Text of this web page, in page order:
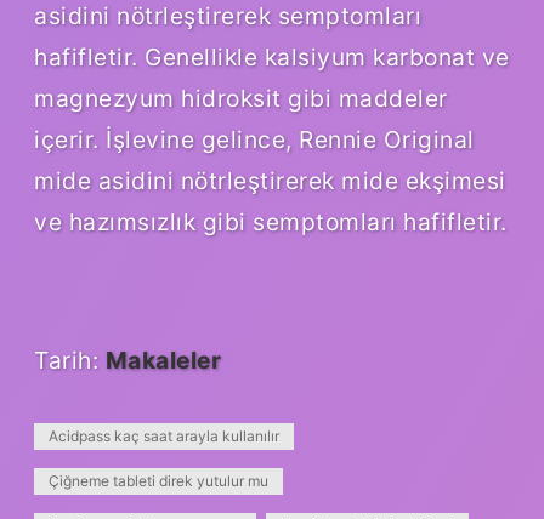
asidini nötrleştirerek semptomları
hafifletir. Genellikle kalsiyum karbonat ve
magnezyum hidroksit gibi maddeler
içerir. İşlevine gelince, Rennie Original
mide asidini nötrleştirerek mide ekşimesi
ve hazımsızlık gibi semptomları hafifletir.
Tarih: Makaleler
Acidpass kaç saat arayla kullanılır
Çiğneme tableti direk yutulur mu